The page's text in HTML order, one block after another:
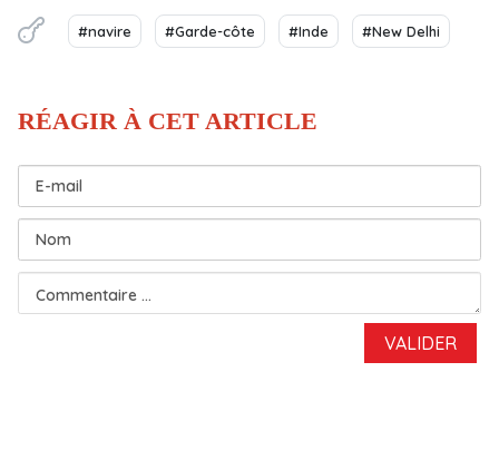
#navire #Garde-côte #Inde #New Delhi